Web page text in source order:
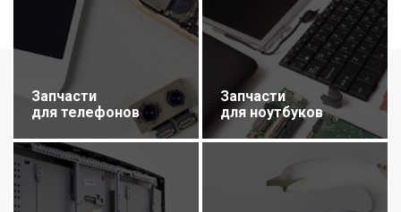
Запчасти
для телефонов
Запчасти
для ноутбуков